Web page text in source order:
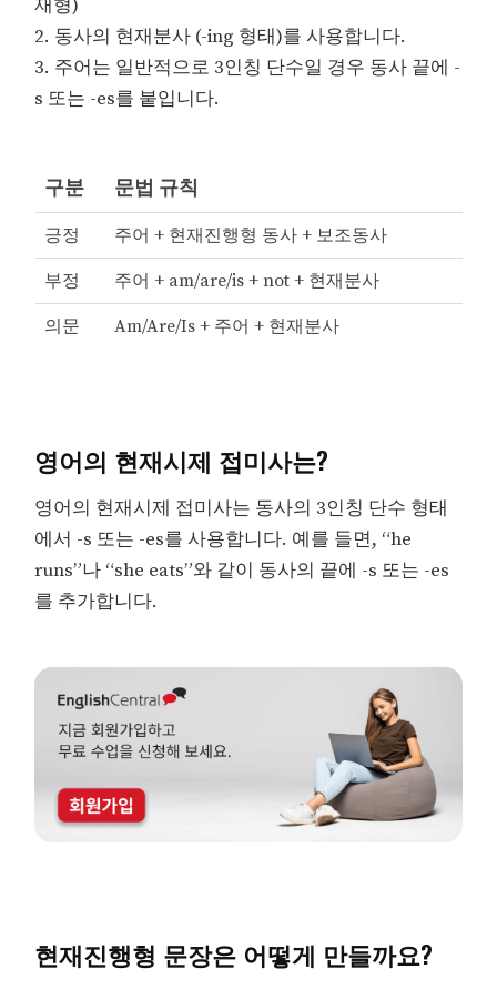
재형)
2. 동사의 현재분사 (-ing 형태)를 사용합니다.
3. 주어는 일반적으로 3인칭 단수일 경우 동사 끝에 -
s 또는 -es를 붙입니다.
구분 문법 규칙
긍정 주어 + 현재진행형 동사 + 보조동사
부정 주어 + am/are/is + not + 현재분사
의문 Am/Are/Is + 주어 + 현재분사
영어의 현재시제 접미사는?
영어의 현재시제 접미사는 동사의 3인칭 단수 형태
에서 -s 또는 -es를 사용합니다. 예를 들면, “he
runs”나 “she eats”와 같이 동사의 끝에 -s 또는 -es
를 추가합니다.
현재진행형 문장은 어떻게 만들까요?